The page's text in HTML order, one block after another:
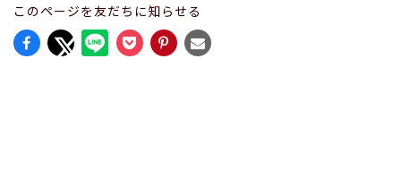
このページを友だちに知らせる